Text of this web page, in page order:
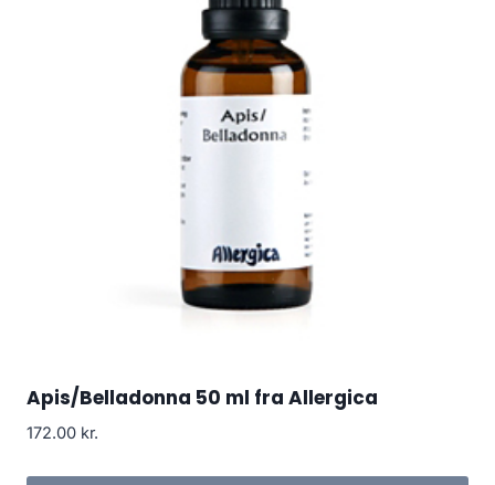
Apis/Belladonna 50 ml fra Allergica
172.00 kr.